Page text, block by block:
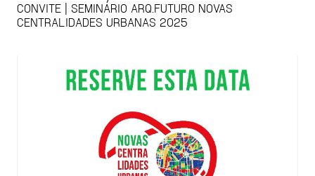
CONVITE | SEMINÁRIO ARQ.FUTURO NOVAS
CENTRALIDADES URBANAS 2025